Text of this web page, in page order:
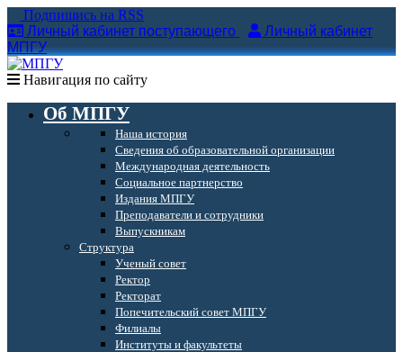
Подпишись на RSS
Личный кабинет поступающего
Личный кабинет
МПГУ
Навигация по сайту
Об МПГУ
Наша история
Сведения об образовательной организации
Международная деятельность
Социальное партнерство
Издания МПГУ
Преподаватели и сотрудники
Выпускникам
Структура
Ученый совет
Ректор
Ректорат
Попечительский совет МПГУ
Филиалы
Институты и факультеты